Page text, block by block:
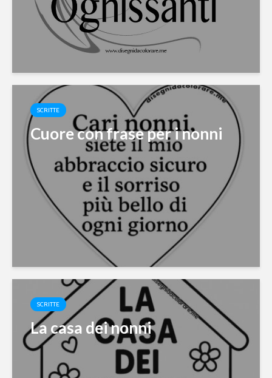
SCRITTE
Cuore con frase per i nonni
SCRITTE
La casa dei nonni